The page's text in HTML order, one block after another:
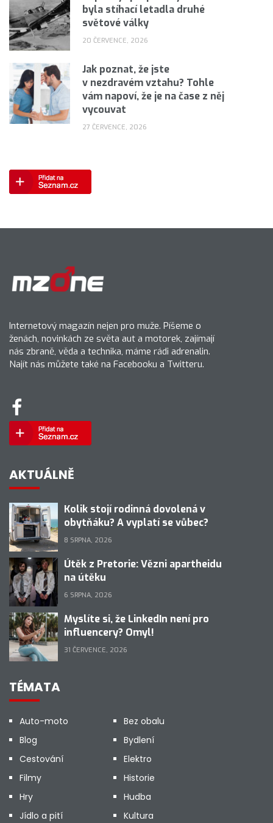
byla stíhací letadla druhé
světové války
20 ČERVENCE, 2026
Jak poznat, že jste
v nezdravém vztahu? Tohle
vám napoví, že je na čase z něj
vycouvat
27 ČERVENCE, 2026
Internetový magazín nejen pro muže. Píšeme o
ženách, novinkách ze světa aut a motorek, zajímají
nás zbraně, věda a technika, máme rádi adrenalin.
Najít nás můžete také na Facebooku a Twitteru.
AKTUÁLNĚ
Kolik stojí rodinná dovolená v
obytňáku? A vyplatí se vůbec?
8 SRPNA, 2026
Útěk z Pretorie: Vězni apartheidu
na útěku
6 SRPNA, 2026
Myslíte si, že LinkedIn není pro
influencery? Omyl!
31 ČERVENCE, 2026
TÉMATA
Auto-moto
Bez obalu
Blog
Bydlení
Cestování
Elektro
Filmy
Historie
Hry
Hudba
Jídlo a pití
Kultura